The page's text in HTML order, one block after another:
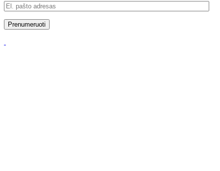
El.
pašto
adresas
Prenumeruoti